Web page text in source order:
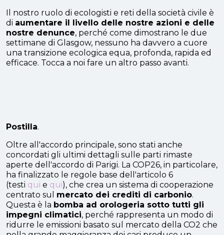
Il nostro ruolo di ecologisti e reti della società civile è
di aumentare il livello delle nostre azioni e delle
nostre denunce, perché come dimostrano le due
settimane di Glasgow, nessuno ha davvero a cuore
una transizione ecologica equa, profonda, rapida ed
efficace. Tocca a noi fare un altro passo avanti.
Postilla.
Oltre all'accordo principale, sono stati anche
concordati gli ultimi dettagli sulle parti rimaste
aperte dell'accordo di Parigi. La COP26, in particolare,
ha finalizzato le regole base dell'articolo 6
(testi qui e qui), che crea un sistema di cooperazione
centrato sul mercato dei crediti di carbonio.
Questa è la bomba ad orologeria sotto tutti gli
impegni climatici, perché rappresenta un modo di
ridurre le emissioni basato sul mercato della CO2 che